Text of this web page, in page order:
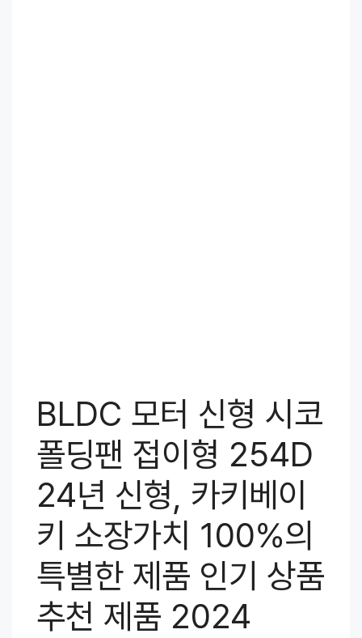
BLDC 모터 신형 시코
폴딩팬 접이형 254D
24년 신형, 카키베이
키 소장가치 100%의
특별한 제품 인기 상품
추천 제품 2024